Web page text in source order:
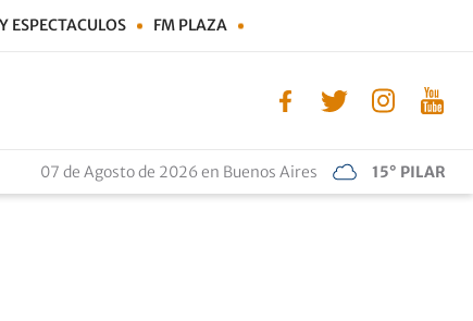
ESPECTACULOS FM PLAZA
07 de Agosto de 2026 en Buenos Aires 15° PILAR